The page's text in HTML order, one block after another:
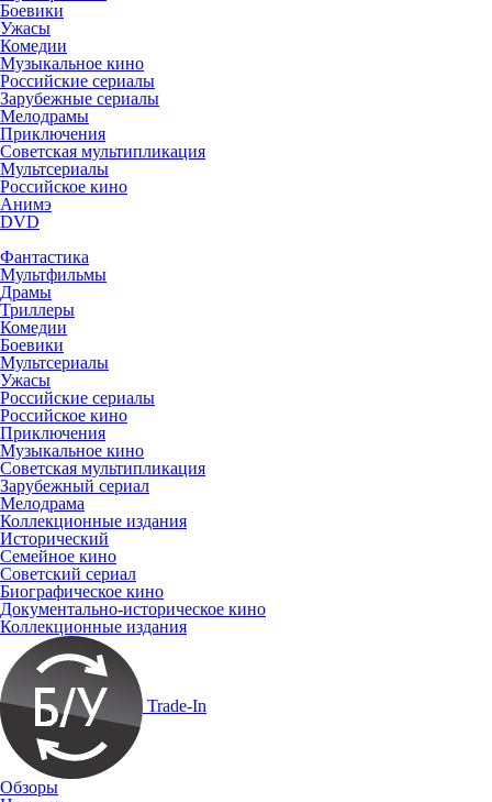
Боевики
Ужасы
Комедии
Музыкальное кино
Российские сериалы
Зарубежные сериалы
Мелодрамы
Приключения
Советская мультипликация
Мультсериалы
Российское кино
Анимэ
DVD
Фантастика
Мультфильмы
Драмы
Триллеры
Комедии
Боевики
Мультсериалы
Ужасы
Российские сериалы
Российское кино
Приключения
Музыкальное кино
Советская мультипликация
Зарубежный сериал
Мелодрама
Коллекционные издания
Исторический
Семейное кино
Советский сериал
Биографическое кино
Документально-историческое кино
Коллекционные издания
Trade-In
Обзоры